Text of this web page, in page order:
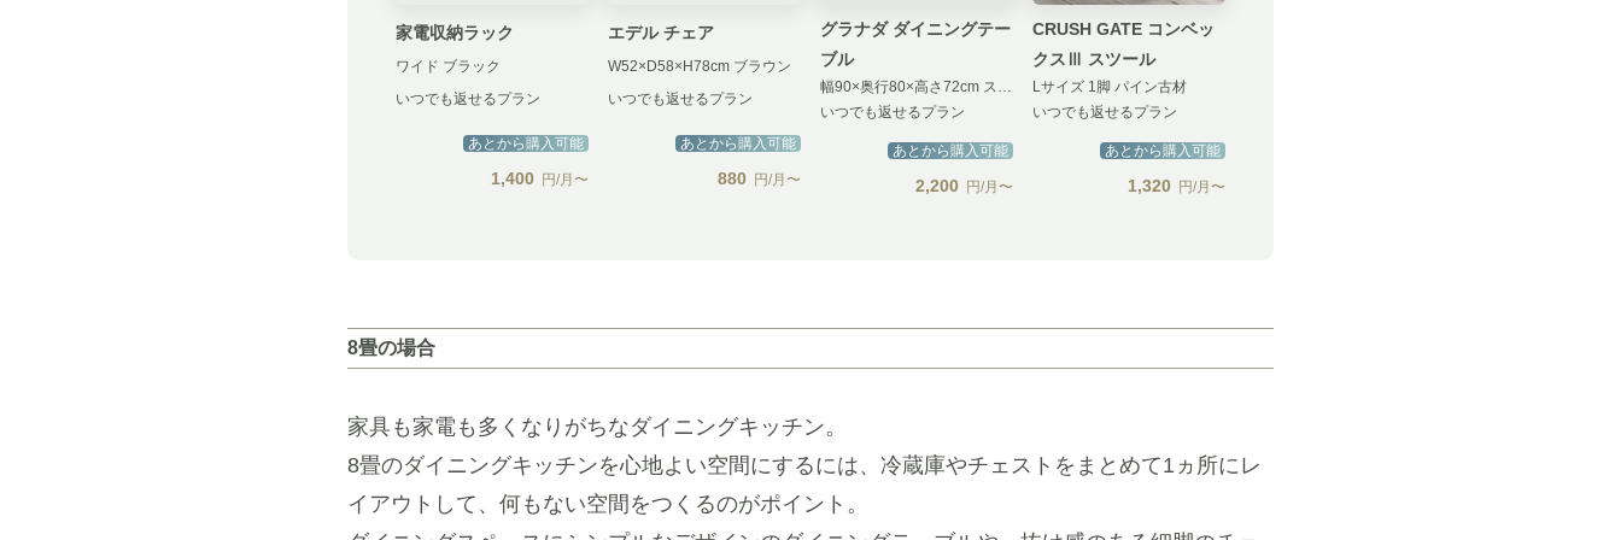
家電収納ラック
ワイド ブラック
いつでも返せるプラン
あとから購入可能
1,400 円/月〜
エデル チェア
W52×D58×H78cm ブラウン
いつでも返せるプラン
あとから購入可能
880 円/月〜
グラナダ ダイニングテー
ブル
幅90×奥行80×高さ72cm ストームグレイ
いつでも返せるプラン
あとから購入可能
2,200 円/月〜
CRUSH GATE コンベッ
クスⅢ スツール
Lサイズ 1脚 パイン古材
いつでも返せるプラン
あとから購入可能
1,320 円/月〜
8畳の場合
家具も家電も多くなりがちなダイニングキッチン。
8畳のダイニングキッチンを心地よい空間にするには、冷蔵庫やチェストをまとめて1ヵ所にレ
イアウトして、何もない空間をつくるのがポイント。